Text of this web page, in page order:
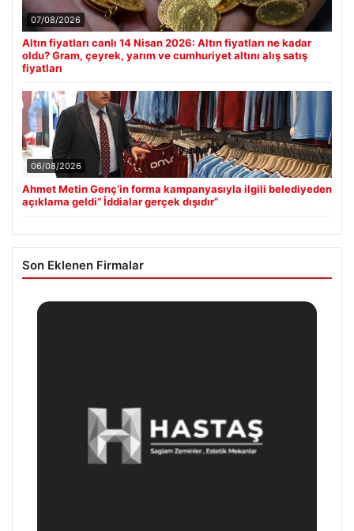
07/08/2026
Altın fiyatları canlı 14 Nisan 2026: Altın fiyatları ne kadar
oldu? Gram, çeyrek, yarım ve cumhuriyet altını alış satış
fiyatları
06/08/2026
Ahmet Metin Genç’in forma kampanyasıyla ilgili belediyeden
açıklama geldi” İddialar gerçek dışıdır”
Son Eklenen Firmalar